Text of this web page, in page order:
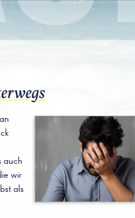
auch
wir
als